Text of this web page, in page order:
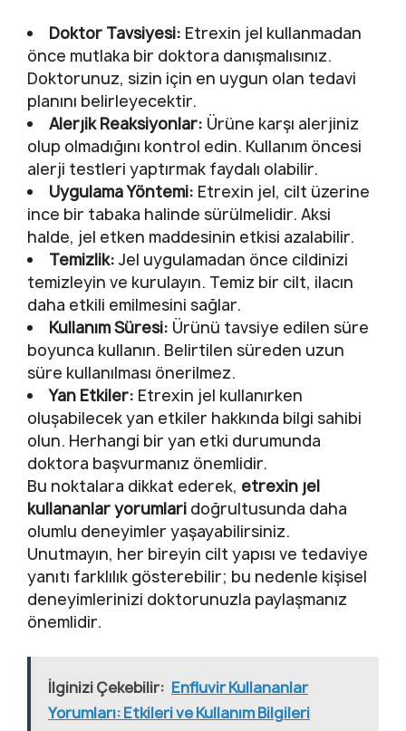
Doktor Tavsiyesi: Etrexin jel kullanmadan
önce mutlaka bir doktora danışmalısınız.
Doktorunuz, sizin için en uygun olan tedavi
planını belirleyecektir.
Alerjik Reaksiyonlar: Ürüne karşı alerjiniz
olup olmadığını kontrol edin. Kullanım öncesi
alerji testleri yaptırmak faydalı olabilir.
Uygulama Yöntemi: Etrexin jel, cilt üzerine
ince bir tabaka halinde sürülmelidir. Aksi
halde, jel etken maddesinin etkisi azalabilir.
Temizlik:Jel uygulamadan önce cildinizi
temizleyin ve kurulayın. Temiz bir cilt, ilacın
daha etkili emilmesini sağlar.
Kullanım Süresi: Ürünü tavsiye edilen süre
boyunca kullanın. Belirtilen süreden uzun
süre kullanılması önerilmez.
Yan Etkiler: Etrexin jel kullanırken
oluşabilecek yan etkiler hakkında bilgi sahibi
olun. Herhangi bir yan etki durumunda
doktora başvurmanız önemlidir.
Bu noktalara dikkat ederek, etrexin jel
kullananlar yorumlari doğrultusunda daha
olumlu deneyimler yaşayabilirsiniz.
Unutmayın, her bireyin cilt yapısı ve tedaviye
yanıtı farklılık gösterebilir; bu nedenle kişisel
deneyimlerinizi doktorunuzla paylaşmanız
önemlidir.
İlginizi Çekebilir: Enfluvir Kullananlar
Yorumları: Etkileri ve Kullanım Bilgileri